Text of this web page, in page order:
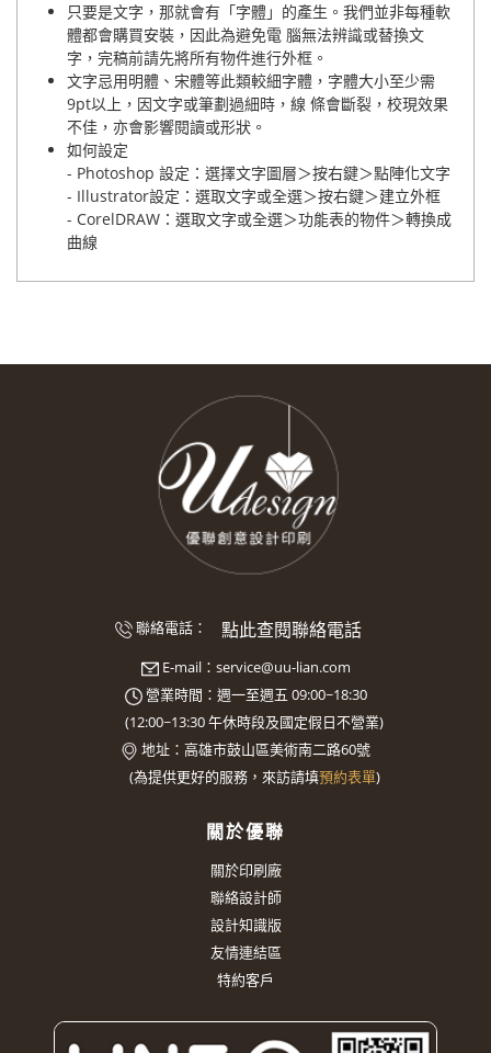
只要是文字，那就會有「字體」的產生。我們並非每種軟
體都會購買安裝，因此為避免電 腦無法辨識或替換文
字，完稿前請先將所有物件進行外框。
文字忌用明體、宋體等此類較細字體，字體大小至少需
9pt以上，因文字或筆劃過細時，線 條會斷裂，校現效果
不佳，亦會影響閱讀或形狀。
如何設定
- Photoshop 設定：選擇文字圖層＞按右鍵＞點陣化文字
- Illustrator設定：選取文字或全選＞按右鍵＞建立外框
- CorelDRAW：選取文字或全選＞功能表的物件＞轉換成
曲線
聯絡電話： 點此查閱聯絡電話
E-mail： service@uu-lian.com
營業時間：週一至週五 09:00~18:30
(12:00~13:30午休時段及國定假日不營業)
地址： 高雄市鼓山區美術南二路60號
(為提供更好的服務，來訪請填預約表單)
關於優聯
關於印刷廠
聯絡設計師
設計知識版
友情連結區
特約客戶